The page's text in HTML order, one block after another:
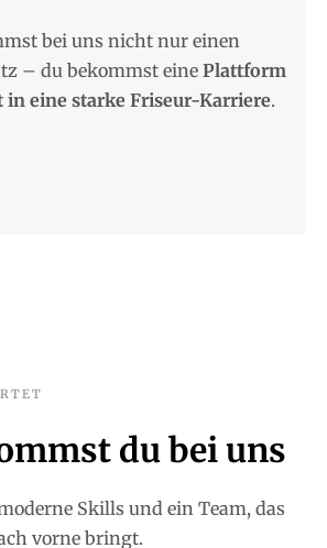
bei uns nicht nur einen
– du bekommst eine Plattform
in eine starke Friseur-Karriere.
du bei uns
Skills und ein Team, das
vorne bringt.